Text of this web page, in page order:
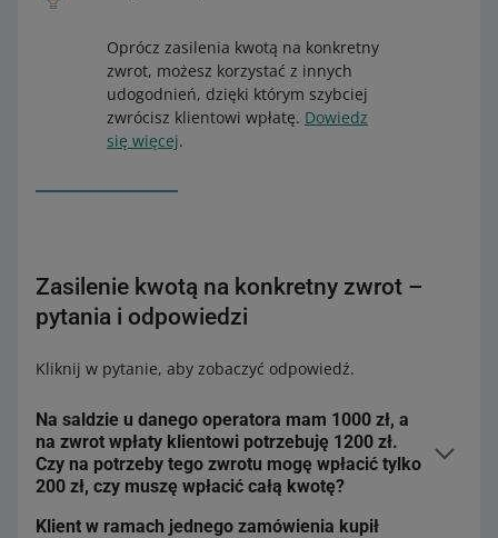
Oprócz zasilenia kwotą na konkretny
zwrot, możesz korzystać z innych
udogodnień, dzięki którym szybciej
zwrócisz klientowi wpłatę. Dowiedz
się więcej.
Zasilenie kwotą na konkretny zwrot –
pytania i odpowiedzi
Kliknij w pytanie, aby zobaczyć odpowiedź.
Na saldzie u danego operatora mam 1000 zł, a
na zwrot wpłaty klientowi potrzebuję 1200 zł.
Czy na potrzeby tego zwrotu mogę wpłacić tylko
200 zł, czy muszę wpłacić całą kwotę?
Klient w ramach jednego zamówienia kupił